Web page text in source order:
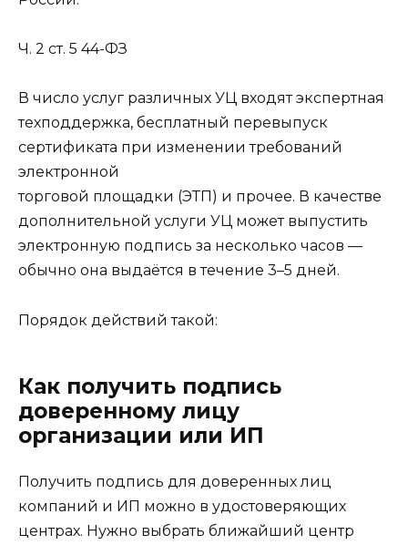
Ч. 2 ст. 5 44-ФЗ
В число услуг различных УЦ входят экспертная
техподдержка, бесплатный перевыпуск
сертификата при изменении требований
электронной
торговой площадки (ЭТП) и прочее. В качестве
дополнительной услуги УЦ может выпустить
электронную подпись за несколько часов —
обычно она выдаётся в течение 3–5 дней.
Порядок действий такой:
Как получить подпись
доверенному лицу
организации или ИП
Получить подпись для доверенных лиц
компаний и ИП можно в удостоверяющих
центрах. Нужно выбрать ближайший центр